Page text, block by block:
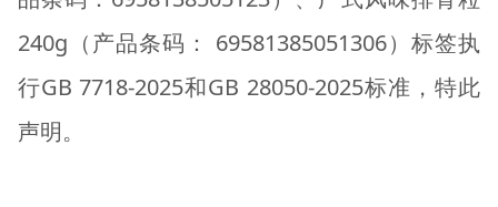
240g（产品条码： 69581385051306）标签执
行GB 7718-2025和GB 28050-2025标准，特此
声明。